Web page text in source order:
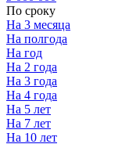
По сроку
На 3 месяца
На полгода
На год
На 2 года
На 3 года
На 4 года
На 5 лет
На 7 лет
На 10 лет